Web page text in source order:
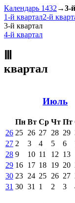
Календарь 1432 →3-
1-й квартал2-й
3-й квартал
4-й квартал
квартал
Июль
Пн Вт Ср Чт Пт
26 25 26 27 28 29
27 2 3 4 5 6
28 9 10 11 12 13
29 16 17 18 19 20
30 23 24 25 26 27
31 30 31 1 2 3